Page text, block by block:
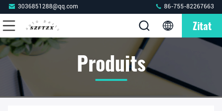
3036851288@qq.com 86-755-82267663
Zitat
Produits